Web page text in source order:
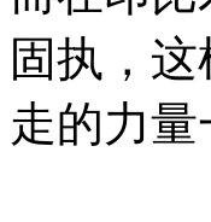
而在印
固执，
走的力量